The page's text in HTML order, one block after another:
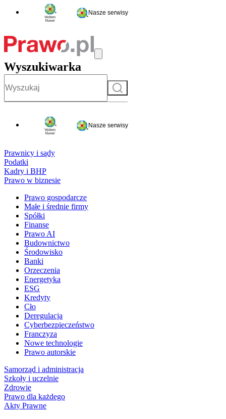
Nasze serwisy
Wyszukiwarka
Szukaj
Nasze serwisy
Prawnicy i sądy
Podatki
Kadry i BHP
Prawo w biznesie
Prawo gospodarcze
Małe i średnie firmy
Spółki
Finanse
Prawo AI
Budownictwo
Środowisko
Banki
Orzeczenia
Energetyka
ESG
Kredyty
Cło
Deregulacja
Cyberbezpieczeństwo
Franczyza
Nowe technologie
Prawo autorskie
Samorząd i administracja
Szkoły i uczelnie
Zdrowie
Prawo dla każdego
Akty Prawne